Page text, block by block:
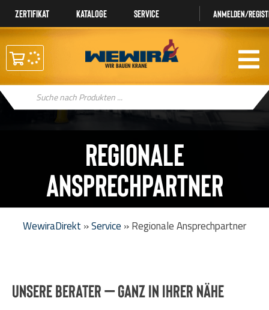
Zertifikat Kataloge Service Anmelden/
Products
search
Regionale
Ansprechpartner
WewiraDirekt »Service »Regionale Ansprechpartner
Unsere Berater – ganz in Ihrer nähe